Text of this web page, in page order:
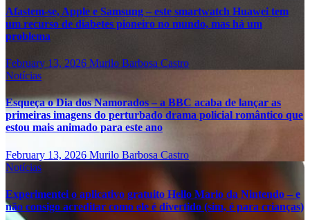
Afastem-se, Apple e Samsung – este smartwatch Huawei tem
um recurso de diabetes pioneiro no mundo, mas há um
problema
February 13, 2026 Murilo Barbosa Castro
Notícias
Esqueça o Dia dos Namorados – a BBC acaba de lançar as
primeiras imagens do perturbado drama policial romântico que
estou mais animado para este ano
February 13, 2026 Murilo Barbosa Castro
Notícias
Experimentei o aplicativo gratuito Hello Mario da Nintendo – e
não consigo acreditar como ele é divertido (sim, é para crianças)